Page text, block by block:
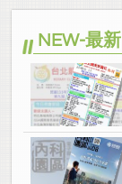
NEW-最新